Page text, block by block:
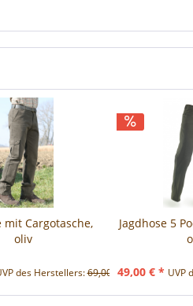
mit Cargotasche,
oliv
des Herstellers:69,00 € *
Jagdhose 5
49,00 € * UVP